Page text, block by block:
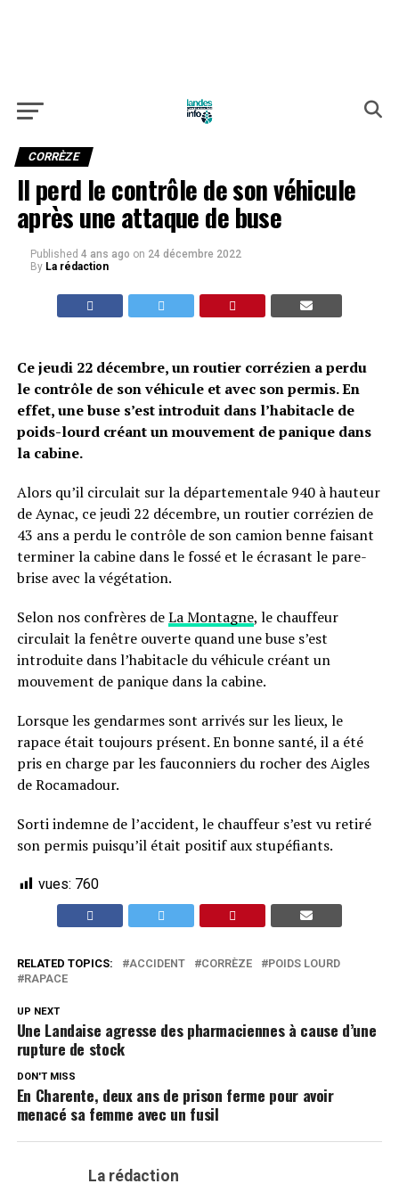
CORRÈZE
Il perd le contrôle de son véhicule
après une attaque de buse
Published 4 ans ago on 24 décembre 2022
By La rédaction
Ce jeudi 22 décembre, un routier corrézien a perdu
le contrôle de son véhicule et avec son permis. En
effet, une buse s’est introduit dans l’habitacle de
poids-lourd créant un mouvement de panique dans
la cabine.
Alors qu’il circulait sur la départementale 940 à hauteur
de Aynac, ce jeudi 22 décembre, un routier corrézien de
43 ans a perdu le contrôle de son camion benne faisant
terminer la cabine dans le fossé et le écrasant le pare-
brise avec la végétation.
Selon nos confrères deLa Montagne, le chauffeur
circulait la fenêtre ouverte quand une buse s’est
introduite dans l’habitacle du véhicule créant un
mouvement de panique dans la cabine.
Lorsque les gendarmes sont arrivés sur les lieux, le
rapace était toujours présent. En bonne santé, il a été
pris en charge par les fauconniers du rocher des Aigles
de Rocamadour.
Sorti indemne de l’accident, le chauffeur s’est vu retiré
son permis puisqu’il était positif aux stupéfiants.
vues: 760
RELATED TOPICS: ACCIDENT CORRÈZE
POIDS LOURD
RAPACE
UP NEXT
Une Landaise agresse des pharmaciennes à cause d’une
rupture de stock
DON'T MISS
En Charente, deux ans de prison ferme pour avoir
menacé sa femme avec un fusil
La rédaction